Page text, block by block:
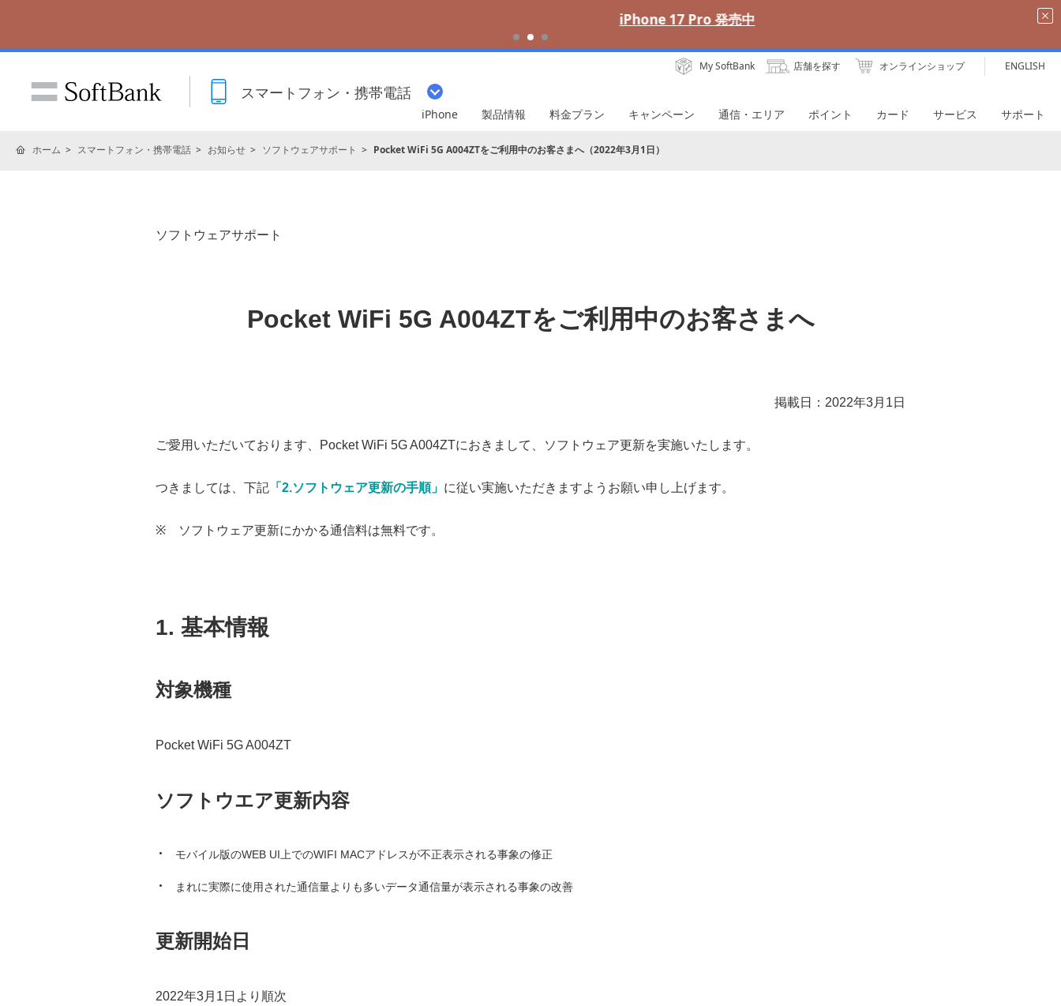
スマートフォン・携帯電話
My SoftBank 店舗を探す オンラインショップ ENGLISH
iPhone 製品情報 料金プラン キャンペーン 通信・エリア ポイント カード サービス サポート
ホーム スマートフォン・携帯電話 お知らせ ソフトウェアサポート Pocket WiFi 5G A004ZTをご利用中のお客さまへ（2022年3月1日）
ソフトウェアサポート
Pocket WiFi 5G A004ZTをご利用中のお客さまへ
掲載日：2022年3月1日
ご愛用いただいております、Pocket WiFi 5G A004ZTにおきまして、ソフトウェア更新を実施いたします。
つきましては、下記 「2.ソフトウェア更新の手順」 に従い実施いただきますようお願い申し上げます。
※ ソフトウェア更新にかかる通信料は無料です。
1. 基本情報
対象機種
Pocket WiFi 5G A004ZT
ソフトウエア更新内容
モバイル版のWEB UI上でのWIFI MACアドレスが不正表示される事象の修正
まれに実際に使用された通信量よりも多いデータ通信量が表示される事象の改善
更新開始日
2022年3月1日より順次